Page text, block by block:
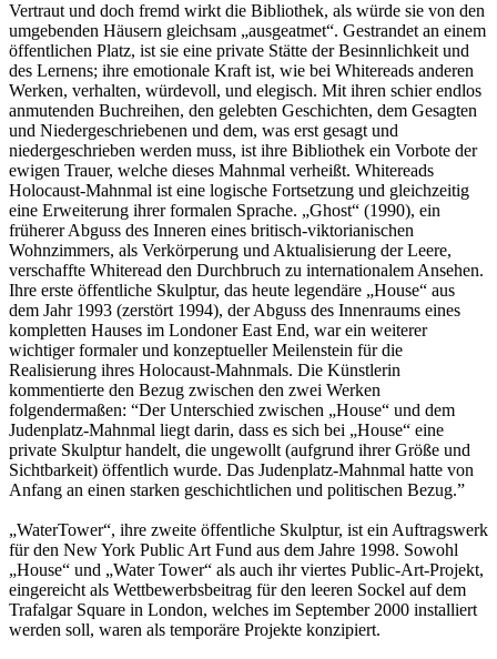
Vertraut und doch fremd wirkt die Bibliothek, als würde sie von den
umgebenden Häusern gleichsam „ausgeatmet“. Gestrandet an einem
öffentlichen Platz, ist sie eine private Stätte der Besinnlichkeit und
des Lernens; ihre emotionale Kraft ist, wie bei Whitereads anderen
Werken, verhalten, würdevoll, und elegisch. Mit ihren schier endlos
anmutenden Buchreihen, den gelebten Geschichten, dem Gesagten
und Niedergeschriebenen und dem, was erst gesagt und
niedergeschrieben werden muss, ist ihre Bibliothek ein Vorbote der
ewigen Trauer, welche dieses Mahnmal verheißt. Whitereads
Holocaust-Mahnmal ist eine logische Fortsetzung und gleichzeitig
eine Erweiterung ihrer formalen Sprache. „Ghost“ (1990), ein
früherer Abguss des Inneren eines britisch-viktorianischen
Wohnzimmers, als Verkörperung und Aktualisierung der Leere,
verschaffte Whiteread den Durchbruch zu internationalem Ansehen.
Ihre erste öffentliche Skulptur, das heute legendäre „House“ aus
dem Jahr 1993 (zerstört 1994), der Abguss des Innenraums eines
kompletten Hauses im Londoner East End, war ein weiterer
wichtiger formaler und konzeptueller Meilenstein für die
Realisierung ihres Holocaust-Mahnmals. Die Künstlerin
kommentierte den Bezug zwischen den zwei Werken
folgendermaßen: “Der Unterschied zwischen „House“ und dem
Judenplatz-Mahnmal liegt darin, dass es sich bei „House“ eine
private Skulptur handelt, die ungewollt (aufgrund ihrer Größe und
Sichtbarkeit) öffentlich wurde. Das Judenplatz-Mahnmal hatte von
Anfang an einen starken geschichtlichen und politischen Bezug.”
„WaterTower“, ihre zweite öffentliche Skulptur, ist ein Auftragswerk
für den New York Public Art Fund aus dem Jahre 1998. Sowohl
„House“ und „Water Tower“ als auch ihr viertes Public-Art-Projekt,
eingereicht als Wettbewerbsbeitrag für den leeren Sockel auf dem
Trafalgar Square in London, welches im September 2000 installiert
werden soll, waren als temporäre Projekte konzipiert.